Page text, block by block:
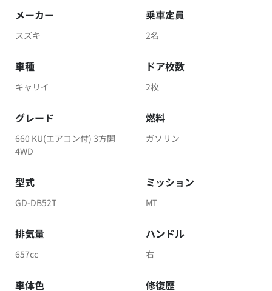
メーカー
スズキ
乗車定員
2名
車種
キャリイ
ドア枚数
2枚
グレード
660 KU(エアコン付) 3方開
4WD
燃料
ガソリン
型式
GD-DB52T
ミッション
MT
排気量
657cc
ハンドル
右
車体色 修復歴